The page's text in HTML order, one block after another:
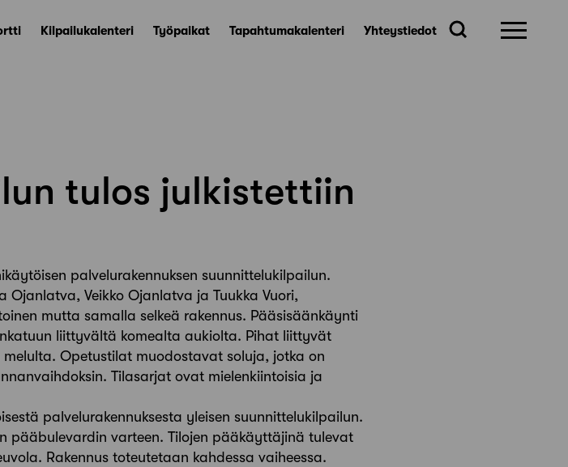
Kilpailukalenteri Työpaikat Tapahtumakalenteri Yhteystiedot
tulos julkistettiin
palvelurakennuksen suunnittelukilpailun.
Veikko Ojanlatva ja Tuukka Vuori,
mutta samalla selkeä rakennus. Pääsisäänkäynti
liittyvältä komealta aukiolta. Pihat liittyvät
Opetustilat muodostavat soluja, jotka on
Tilasarjat ovat mielenkiintoisia ja
palvelurakennuksesta yleisen suunnittelukilpailun.
pääbulevardin varteen. Tilojen pääkäyttäjinä tulevat
Rakennus toteutetaan kahdessa vaiheessa.